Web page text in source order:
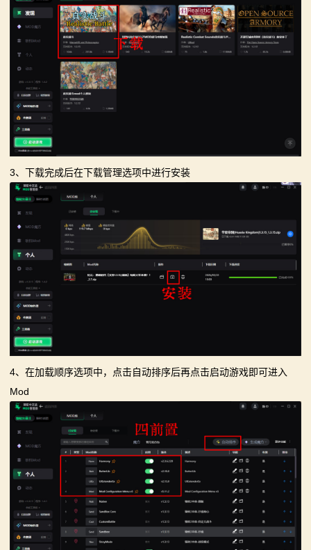
3、下载完成后在下载管理选项中进行安装
4、在加载顺序选项中，点击自动排序后再点击启动游戏即可进入
Mod